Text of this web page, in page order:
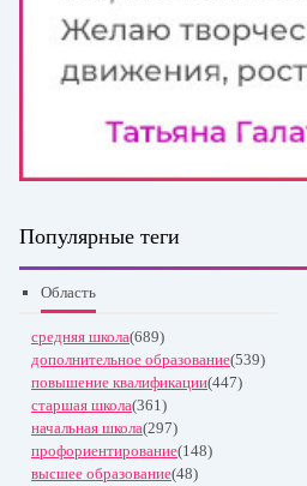
Популярные теги
Область
средняя школа(689)
дополнительное образование(539)
повышение квалификации(447)
старшая школа(361)
начальная школа(297)
профориентирование(148)
высшее образование(48)